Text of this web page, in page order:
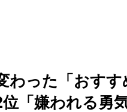
わった「おす
「嫌われる勇気